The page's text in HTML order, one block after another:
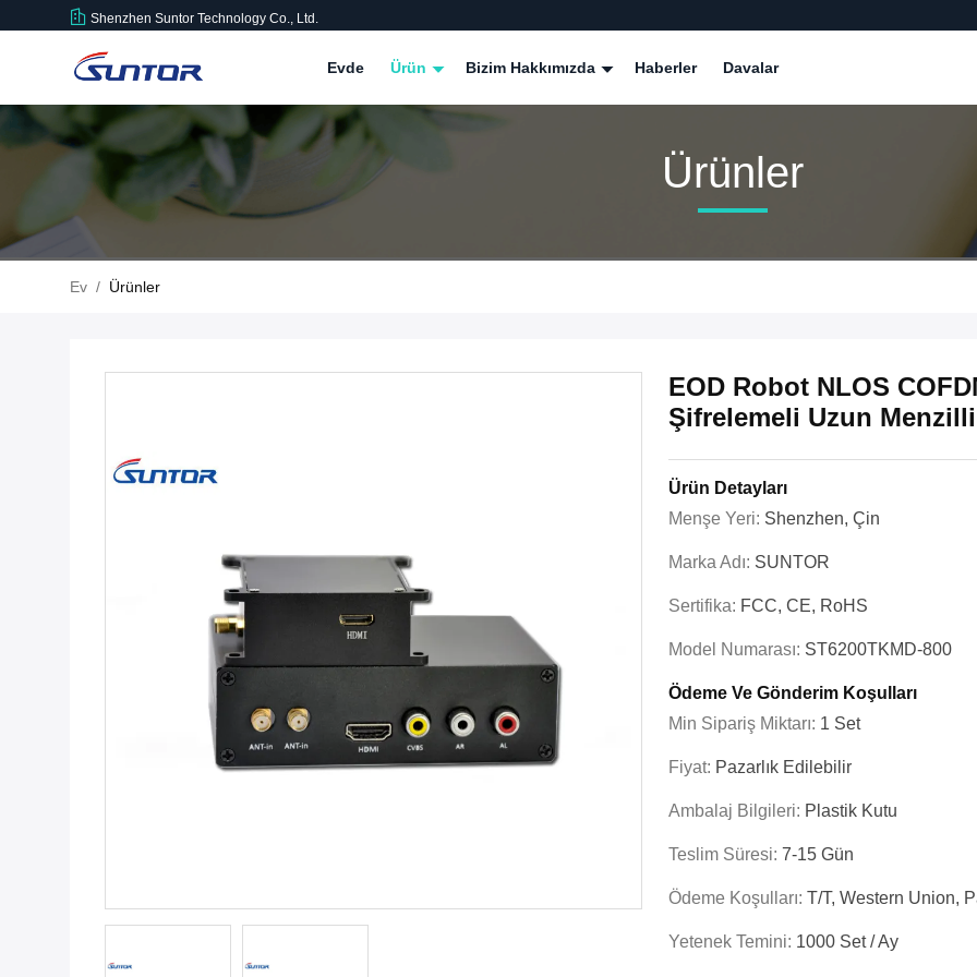
Shenzhen Suntor Technology Co., Ltd.
Evde Ürün Bizim Hakkımızda Haberler Davalar
Ürünler
Ev / Ürünler
EOD Robot NLOS
Şifrelemeli Uzun Menzilli
Ürün Detayları
Menşe Yeri: Shenzhen, Çin
Marka Adı: SUNTOR
Sertifika: FCC, CE, RoHS
Model Numarası: ST6200TKMD-800
Ödeme Ve Gönderim Koşulları
Min Sipariş Miktarı: 1 Set
Fiyat: Pazarlık Edilebilir
Ambalaj Bilgileri: Plastik Kutu
Teslim Süresi: 7-15 Gün
Ödeme Koşulları: T/t, Western Union,
Yetenek Temini: 1000 Set / Ay